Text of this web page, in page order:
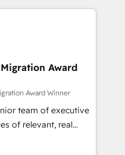
in HubSpot.
and minimize
expertise to
an experienced
companies in
SaaS and
a customized
the value and
a focus on ROI and
Award
Award Winner
team of executive
of relevant, real
"Blue